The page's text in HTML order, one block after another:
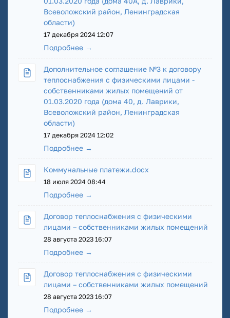
Всеволожский район, Ленинградская
области)
17 декабря 2024 12:07
Подробнее →
Дополнительное соглашение №3 к договору
теплоснабжения с физическими лицами -
собственниками жилых помещений от
01.03.2020 года (дома 40, д. Лаврики,
Всеволожский район, Ленинградская
области)
17 декабря 2024 12:02
Подробнее →
Коммунальные платежи.docx
18 июля 2024 08:44
Подробнее →
Договор теплоснабжения с физическими
лицами – собственниками жилых помещений
28 августа 2023 16:07
Подробнее →
Договор теплоснабжения с физическими
лицами – собственниками жилых помещений
28 августа 2023 16:07
Подробнее →